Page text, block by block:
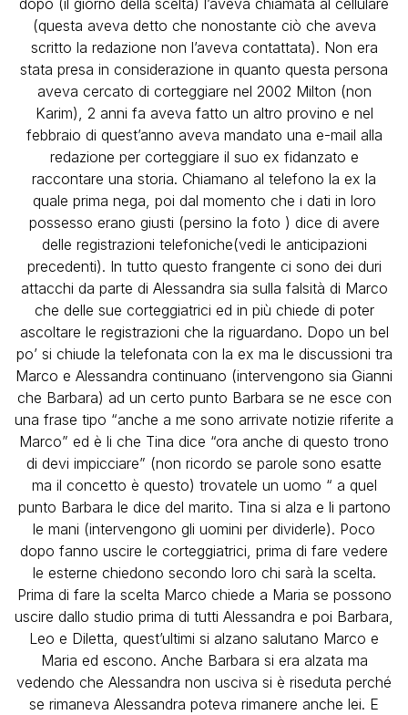
(questa aveva detto che nonostante ciò che aveva
scritto la redazione non l’aveva contattata). Non era
stata presa in considerazione in quanto questa persona
aveva cercato di corteggiare nel 2002 Milton (non
Karim), 2 anni fa aveva fatto un altro provino e nel
febbraio di quest’anno aveva mandato una e-mail alla
redazione per corteggiare il suo ex fidanzato e
raccontare una storia. Chiamano al telefono la ex la
quale prima nega, poi dal momento che i dati in loro
possesso erano giusti (persino la foto ) dice di avere
delle registrazioni telefoniche(vedi le anticipazioni
precedenti). In tutto questo frangente ci sono dei duri
attacchi da parte di Alessandra sia sulla falsità di Marco
che delle sue corteggiatrici ed in più chiede di poter
ascoltare le registrazioni che la riguardano. Dopo un bel
po’ si chiude la telefonata con la ex ma le discussioni tra
Marco e Alessandra continuano (intervengono sia Gianni
che Barbara) ad un certo punto Barbara se ne esce con
una frase tipo “anche a me sono arrivate notizie riferite a
Marco” ed è li che Tina dice “ora anche di questo trono
di devi impicciare” (non ricordo se parole sono esatte
ma il concetto è questo) trovatele un uomo “ a quel
punto Barbara le dice del marito. Tina si alza e li partono
le mani (intervengono gli uomini per dividerle). Poco
dopo fanno uscire le corteggiatrici, prima di fare vedere
le esterne chiedono secondo loro chi sarà la scelta.
Prima di fare la scelta Marco chiede a Maria se possono
uscire dallo studio prima di tutti Alessandra e poi Barbara,
Leo e Diletta, quest’ultimi si alzano salutano Marco e
Maria ed escono. Anche Barbara si era alzata ma
vedendo che Alessandra non usciva si è riseduta perché
se rimaneva Alessandra poteva rimanere anche lei. E